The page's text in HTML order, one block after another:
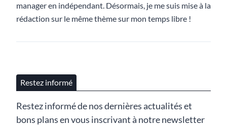
manager en indépendant. Désormais, je me suis mise à la
rédaction sur le même thème sur mon temps libre !
Restez informé
Restez informé de nos dernières actualités et
bons plans en vous inscrivant à notre newsletter